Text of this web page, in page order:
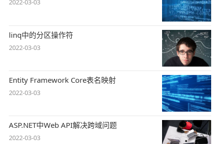
2022-03-03
linq中的分区操作符
2022-03-03
Entity Framework Core表名映射
2022-03-03
ASP.NET中Web API解决跨域问题
2022-03-03